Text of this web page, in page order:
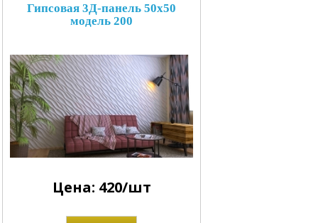
Гипсовая 3Д-панель 50x50
модель 200
Цена: 420/шт